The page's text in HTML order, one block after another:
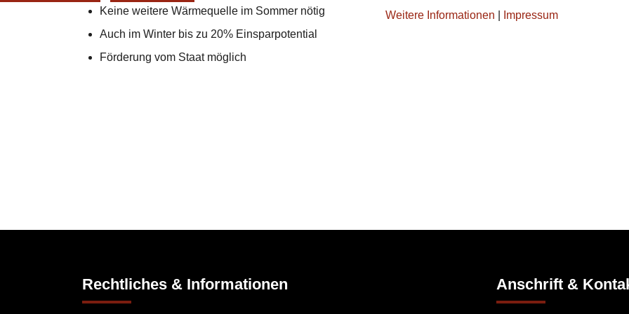
Keine weitere Wärmequelle im Sommer nötig
Auch im Winter bis zu 20% Einsparpotential
Förderung vom Staat möglich
Rechtliches & Informationen Anschrift &
Weitere Informationen Impressum